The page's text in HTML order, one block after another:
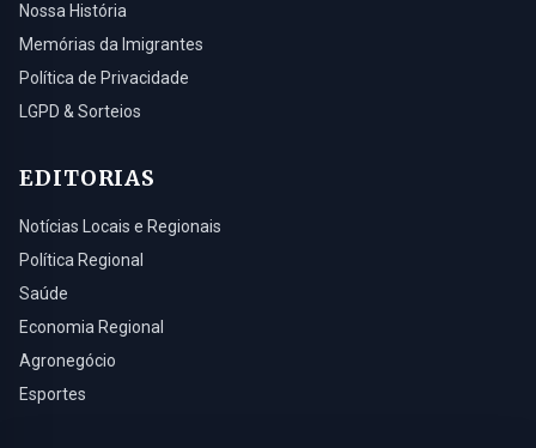
Nossa História
Memórias da Imigrantes
Política de Privacidade
LGPD & Sorteios
EDITORIAS
Notícias Locais e Regionais
Política Regional
Saúde
Economia Regional
Agronegócio
Esportes